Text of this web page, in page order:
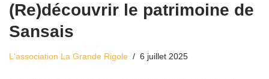
(Re)découvrir le patrimoine de
Sansais
L'association La Grande Rigole 6 juillet 2025